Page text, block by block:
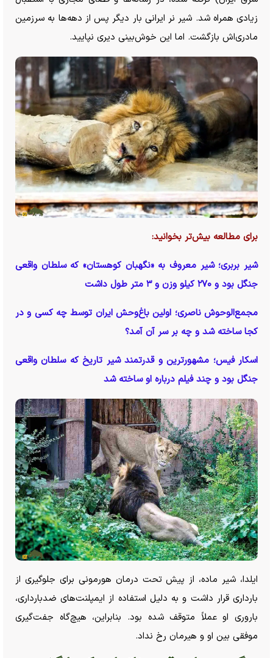
زیادی همراه شد. شیر نر ایرانی بار دیگر پس از دهه‌ها به سرزمین
مادری‌اش بازگشت. اما این خوش‌بینی دیری نپایید.
برای مطالعه بیش‌تر بخوانید:
شیر بربری؛ شیر معروف به «نگهبان کوهستان» که سلطان واقعی
جنگل بود و ۲۷۰ کیلو وزن و ۳ متر طول داشت
مجمع‌الوحوش ناصری؛ اولین باغ‌وحش ایران توسط چه کسی و در
کجا ساخته شد و چه بر سر آن آمد؟
اسکار فیس؛ مشهورترین و قدرتمند شیر تاریخ که سلطان واقعی
جنگل بود و چند فیلم درباره او ساخته شد
ایلدا، شیر ماده، از پیش تحت درمان هورمونی برای جلوگیری از
بارداری قرار داشت و به دلیل استفاده از ایمپلنت‌های ضدبارداری،
باروری او عملاً متوقف شده بود. بنابراین، هیچ‌گاه جفت‌گیری
موفقی بین او و هیرمان رخ نداد.